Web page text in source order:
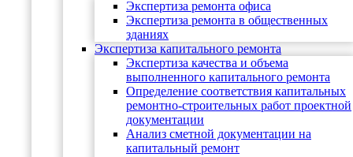
Экспертиза ремонта офиса
Экспертиза ремонта в общественных
зданиях
Экспертиза капитального ремонта
Экспертиза качества и объема
выполненного капитального ремонта
Определение соответствия капитальных
ремонтно-строительных работ проектной
документации
Анализ сметной документации на
капитальный ремонт